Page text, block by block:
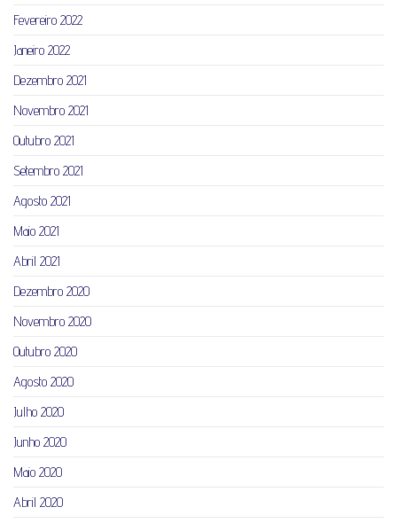
Fevereiro 2022
Janeiro 2022
Dezembro 2021
Novembro 2021
Outubro 2021
Setembro 2021
Agosto 2021
Maio 2021
Abril 2021
Dezembro 2020
Novembro 2020
Outubro 2020
Agosto 2020
Julho 2020
Junho 2020
Maio 2020
Abril 2020